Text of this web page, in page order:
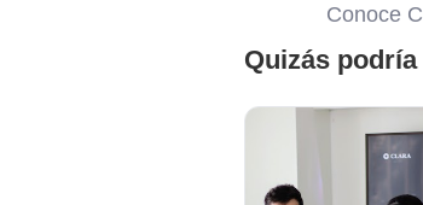
Conoce
Quizás